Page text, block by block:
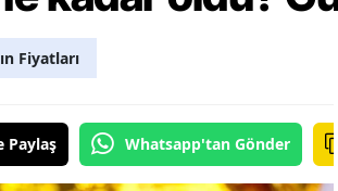
Fiyatları
Paylaş Whatsapp'tan Gönder